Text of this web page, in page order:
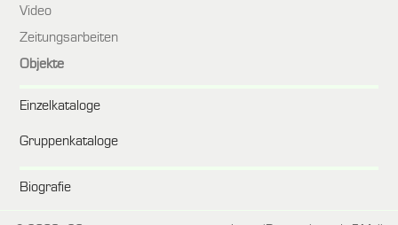
Video
Zeitungsarbeiten
Objekte
Einzelkataloge
Gruppenkataloge
Biografie